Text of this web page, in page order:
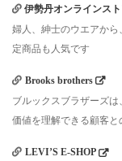
伊勢丹オンラインス
婦人、紳士のウエアか
定商品も人気です
Brooks brothers
ブルックスブラザーズ
価値を理解できる顧客
LEVI’S E-SHOP